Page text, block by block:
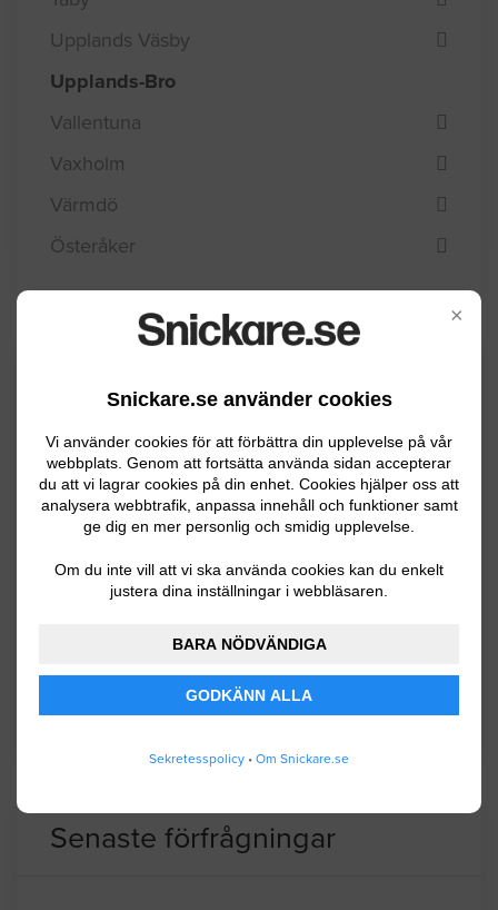
×
Snickare.se använder cookies
Vi använder cookies för att förbättra din upplevelse på vår
webbplats. Genom att fortsätta använda sidan accepterar
du att vi lagrar cookies på din enhet. Cookies hjälper oss att
analysera webbtrafik, anpassa innehåll och funktioner samt
ge dig en mer personlig och smidig upplevelse.
Om du inte vill att vi ska använda cookies kan du enkelt
justera dina inställningar i webbläsaren.
BARA NÖDVÄNDIGA
GODKÄNN ALLA
Sekretesspolicy • Om Snickare.se
Upplands Väsby
Upplands-Bro
Vallentuna
Vaxholm
Värmdö
Österåker
Upplands-Bro kommun är belägen vid
Mälaren i Uppland och har ca 22700
invånare. I kommunen finns många
Upplands Bro ligger nära Stockholm och det
och servicenäringar och många pendlar ut.
Senaste förfrågningar